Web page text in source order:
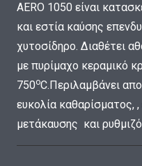
AERO 1050 είναι
και εστία καύσης
χυτοσίδηρο. Διαθέτει
με πυρίμαχο κεραμικό
750οC.Περιλαμβάνει
ευκολία καθαρίσματος,
μετάκαυσης και